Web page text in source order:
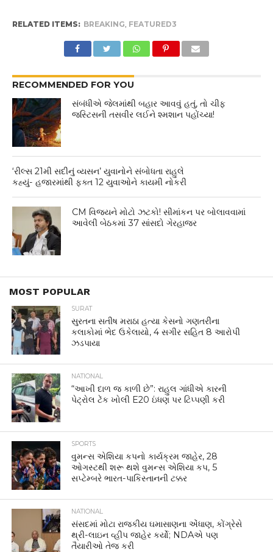
RELATED ITEMS: BREAKING, FEATURED3
RECOMMENDED FOR YOU
સંબંધીએ જેલમાંથી બહાર આવવું હતું, તો ચીફ
જસ્ટિસની તસવીર લઈને શ્મશાન પહોંચ્યા!
‘રીલ્સ 21મી સદીનું વ્યસન’ યુવાનોને સંબોધતા રાહુલે
કહ્યું- હજારમાંથી ફક્ત 12 યુવાઓને કાયમી નોકરી
CM વિજયને મોટો ઝટકો! સીમાંકન પર બોલાવવામાં
આવેલી બેઠકમાં 37 સાંસદો ગેરહાજર
MOST POPULAR
SURAT
સુરતના સતીષ મરાઠા હત્યા કેસનો ગણતરીના
કલાકોમાં ભેદ ઉકેલાયો, 4 સગીર સહિત 8 આરોપી
ઝડપાયા
NATIONAL
“આખી દાળ જ કાળી છે”: રાહુલ ગાંધીએ કારની
પેટ્રોલ ટેંક ખોલી E20 ઇંધણ પર ટિપ્પણી કરી
SPORTS
વુમન્સ એશિયા કપનો કાર્યક્રમ જાહેર, 28
ઓગસ્ટથી શરૂ થશે વુમન્સ એશિયા કપ, 5
સપ્ટેમ્બરે ભારત-પાકિસ્તાનની ટક્કર
NATIONAL
સંસદમાં મોટા રાજકીય ઘમાસાણના એંધાણ, કોંગ્રેસે
થ્રી-લાઇન વ્હીપ જાહેર કર્યો; NDAએ પણ
તૈયારીઓ તેજ કરી